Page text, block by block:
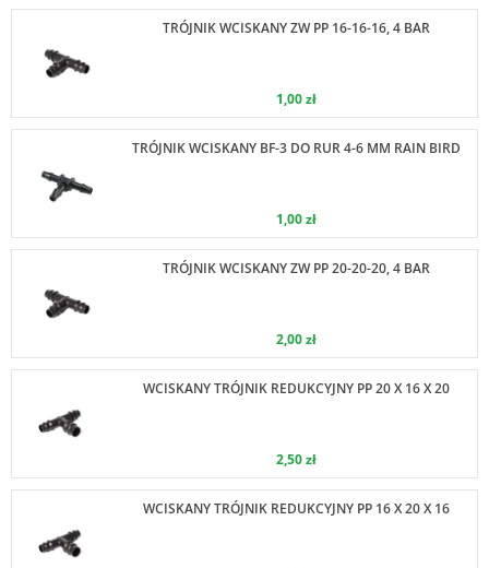
TRÓJNIK WCISKANY ZW PP 16-16-16, 4 BAR
1,00 zł
TRÓJNIK WCISKANY BF-3 DO RUR 4-6 MM RAIN BIRD
1,00 zł
TRÓJNIK WCISKANY ZW PP 20-20-20, 4 BAR
2,00 zł
WCISKANY TRÓJNIK REDUKCYJNY PP 20 X 16 X 20
2,50 zł
WCISKANY TRÓJNIK REDUKCYJNY PP 16 X 20 X 16